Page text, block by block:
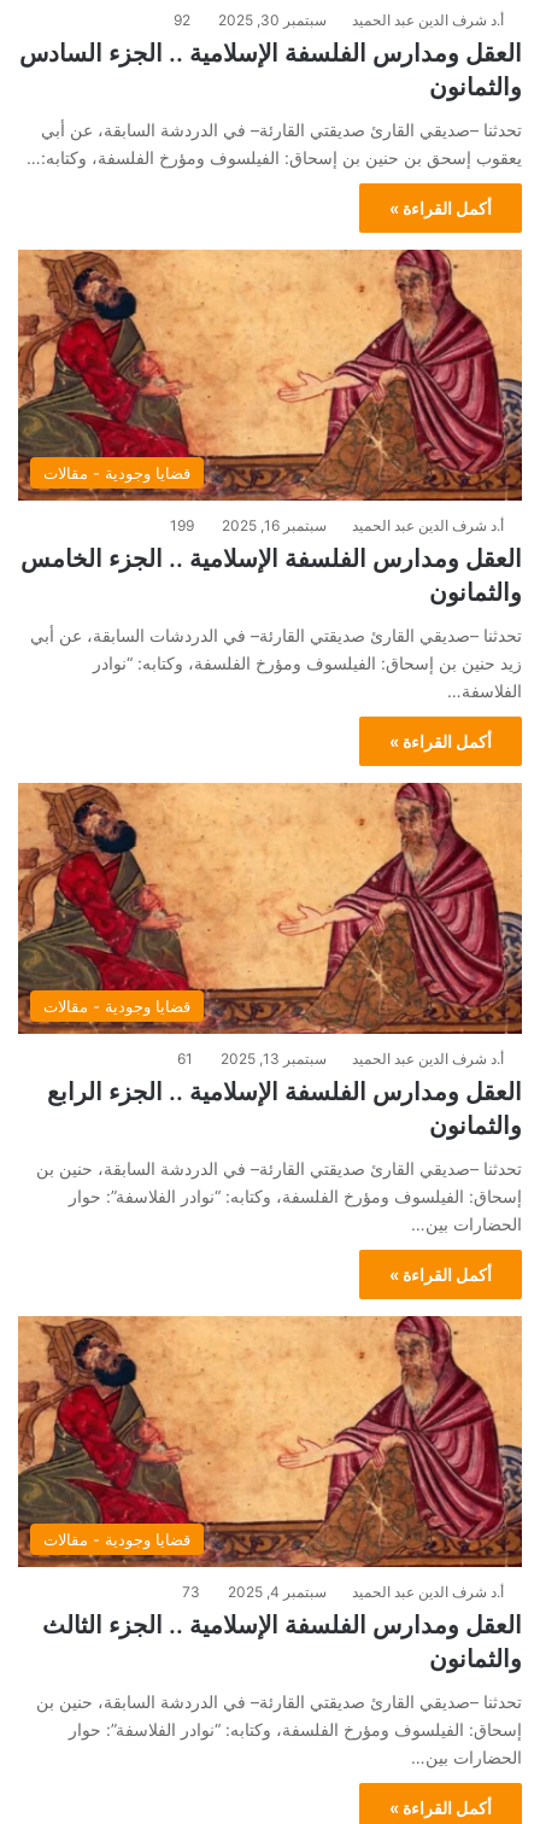
أ.د شرف الدين عبد الحميد سبتمبر 30, 2025 92
العقل ومدارس الفلسفة الإسلامية .. الجزء السادس
والثمانون
تحدثنا –صديقي القارئ صديقتي القارئة– في الدردشة السابقة، عن أبي
يعقوب إسحق بن حنين بن إسحاق: الفيلسوف ومؤرخ الفلسفة، وكتابه:…
أكمل القراءة »
قضايا وجودية - مقالات
أ.د شرف الدين عبد الحميد سبتمبر 16, 2025 199
العقل ومدارس الفلسفة الإسلامية .. الجزء الخامس
والثمانون
تحدثنا –صديقي القارئ صديقتي القارئة– في الدردشات السابقة، عن أبي
زيد حنين بن إسحاق: الفيلسوف ومؤرخ الفلسفة، وكتابه: “نوادر
الفلاسفة…
أكمل القراءة »
قضايا وجودية - مقالات
أ.د شرف الدين عبد الحميد سبتمبر 13, 2025 61
العقل ومدارس الفلسفة الإسلامية .. الجزء الرابع
والثمانون
تحدثنا –صديقي القارئ صديقتي القارئة– في الدردشة السابقة، حنين بن
إسحاق: الفيلسوف ومؤرخ الفلسفة، وكتابه: “نوادر الفلاسفة”: حوار
الحضارات بين…
أكمل القراءة »
قضايا وجودية - مقالات
أ.د شرف الدين عبد الحميد سبتمبر 4, 2025 73
العقل ومدارس الفلسفة الإسلامية .. الجزء الثالث
والثمانون
تحدثنا –صديقي القارئ صديقتي القارئة– في الدردشة السابقة، حنين بن
إسحاق: الفيلسوف ومؤرخ الفلسفة، وكتابه: “نوادر الفلاسفة”: حوار
الحضارات بين…
أكمل القراءة »